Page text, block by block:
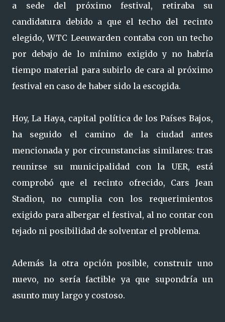
a sede del próximo festival, retiraba su
candidatura debido a que el techo del recinto
elegido, WTC Leeuwarden contaba con un techo
por debajo de lo mínimo exigido y no habría
tiempo material para subirlo de cara al próximo
festival en caso de haber sido la escogida.
Hoy, La Haya, capital política de los Países Bajos,
ha seguido el camino de la ciudad antes
mencionada y por circunstancias similares: tras
reunirse su municipalidad con la UER, está
comprobó que el recinto ofrecido, Cars Jean
Stadion, no cumplia con los requerimientos
exigido para albergar el festival, al no contar con
tejado ni posibilidad de solventar el problema.
Además la otra opción posible, construir uno
nuevo, no sería factible ya que supondría un
asunto muy largo y costoso.